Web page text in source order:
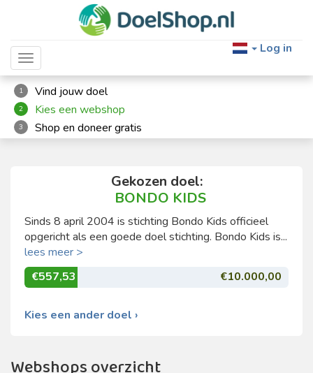
Toggle navigation
Log in
1 Vind jouw doel
2 Kies een webshop
3 Shop en doneer gratis
Gekozen doel:
BONDO KIDS
Sinds 8 april 2004 is stichting Bondo Kids officieel
opgericht als een goede doel stichting. Bondo Kids is...
lees meer >
€557,53
€10.000,00
Kies een ander doel ›